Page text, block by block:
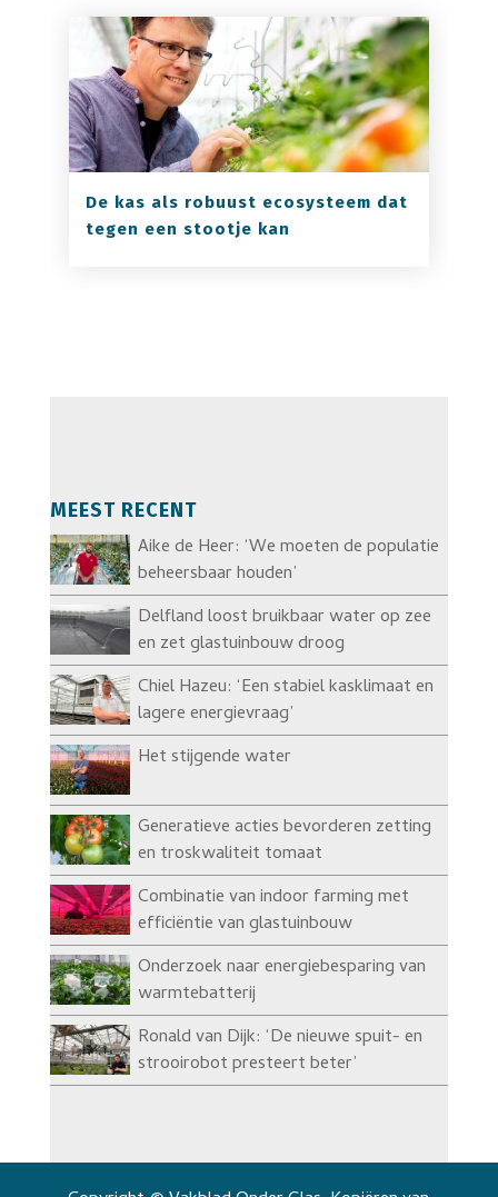
De kas als robuust ecosysteem dat
tegen een stootje kan
MEEST RECENT
Aike de Heer: ‘We moeten de populatie
beheersbaar houden’
Delfland loost bruikbaar water op zee
en zet glastuinbouw droog
Chiel Hazeu: ‘Een stabiel kasklimaat en
lagere energievraag’
Het stijgende water
Generatieve acties bevorderen zetting
en troskwaliteit tomaat
Combinatie van indoor farming met
efficiëntie van glastuinbouw
Onderzoek naar energiebesparing van
warmtebatterij
Ronald van Dijk: ‘De nieuwe spuit- en
strooirobot presteert beter’